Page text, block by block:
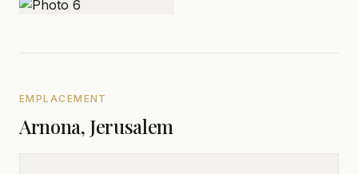
EMPLACEMENT
Arnona, Jerusalem